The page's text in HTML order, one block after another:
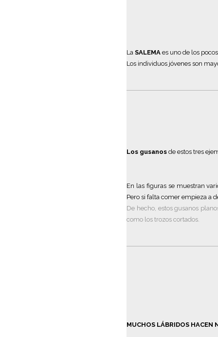
La SALEMA es uno de los
Los individuos jóvenes son
Los gusanos de estos tres
En las figuras se muestran
Pero si falta comer empieza a
De hecho, estos gusanos
como los trozos cortados.
MUCHOS LÁBRIDOS HACEN